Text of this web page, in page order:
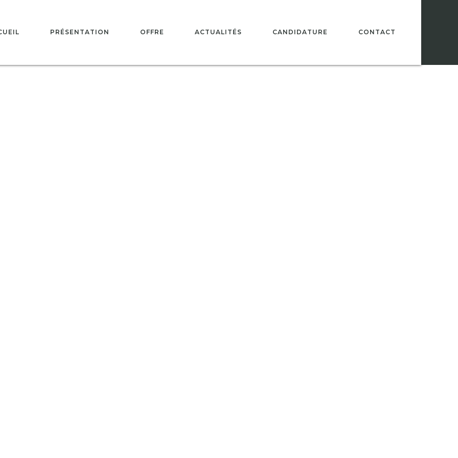
PRÉSENTATION OFFRE ACTUALITÉS CANDIDATURE CONTACT